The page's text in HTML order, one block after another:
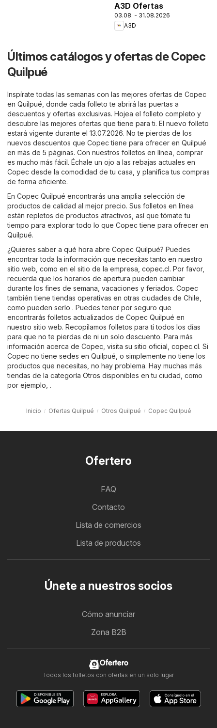
A3D Ofertas
03.08. - 31.08.2026
A3D
Últimos catálogos y ofertas de Copec
Quilpué
Inspírate todas las semanas con las mejores ofertas de Copec
en Quilpué, donde cada folleto te abrirá las puertas a
descuentos y ofertas exclusivas. Hojea el folleto completo y
descubre las mejores ofertas que tiene para ti. El nuevo folleto
estará vigente durante el 13.07.2026. No te pierdas de los
nuevos descuentos que Copec tiene para ofrecer en Quilpué
en más de 5 páginas. Con nuestros folletos en línea, comprar
es mucho más fácil. Échale un ojo a las rebajas actuales en
Copec desde la comodidad de tu casa, y planifica tus compras
de forma eficiente.
En Copec Quilpué encontrarás una amplia selección de
productos de calidad al mejor precio. Sus folletos en línea
están repletos de productos atractivos, así que tómate tu
tiempo para explorar todo lo que Copec tiene para ofrecer en
Quilpué.
¿Quieres saber a qué hora abre Copec Quilpué? Puedes
encontrar toda la información que necesitas tanto en nuestro
sitio web, como en el sitio de la empresa, copec.cl. Por favor,
recuerda que los horarios de apertura pueden cambiar
durante los fines de semana, vacaciones y feriados. Copec
también tiene tiendas operativas en otras ciudades de Chile,
como pueden serlo . Puedes tener por seguro que
encontrarás folletos actualizados de Copec Quilpué en
nuestro sitio web. Recopilamos folletos para ti todos los días
para que no te pierdas de ni un solo descuento. Para más
información acerca de Copec, visita su sitio oficial, copec.cl. Si
Copec no tiene sedes en Quilpué, o simplemente no tiene los
productos que necesitas, no hay problema. Hay muchas más
tiendas de la categoría Otros disponibles en tu ciudad, como
por ejemplo, .
Inicio Ofertas Quilpué Otros Quilpué Copec Quilpué
Ofertero
FAQ
Contacto
Lista de comercios
Lista de productos
Únete a nuestros socios
Cómo anunciar
Zona B2B
Ofertero
Todos los folletos con ofertas en un solo lugar